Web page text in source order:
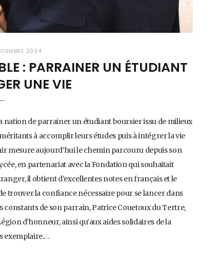
2024
: PARRAINER UN ÉTUDIANT
UNE VIE
nation de parrainer un étudiant boursier issu de milieux
à accomplir leurs études puis à intégrer la vie
mesure aujourd’hui le chemin parcouru depuis son
en partenariat avec la Fondation qui souhaitait
il obtient d’excellentes notes en français et le
trouver la confiance nécessaire pour se lancer dans
constants de son parrain, Patrice Couetoux du Tertre,
d’honneur, ainsi qu’aux aides solidaires de la
exemplaire.…